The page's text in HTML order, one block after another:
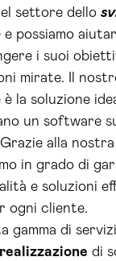
settore dello
e possiamo
i suoi
mirate. Il
la soluzione
un software
alla
in grado di
e soluzioni
ogni cliente.
gamma di
realizzazione di